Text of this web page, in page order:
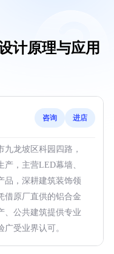
计原理与应用
咨询 进店
龙坡区科园四路，
，主营LED幕墙、
品，深耕建筑装饰领
借原厂直供的铝合金
、公共建筑提供专业
受业界认可。